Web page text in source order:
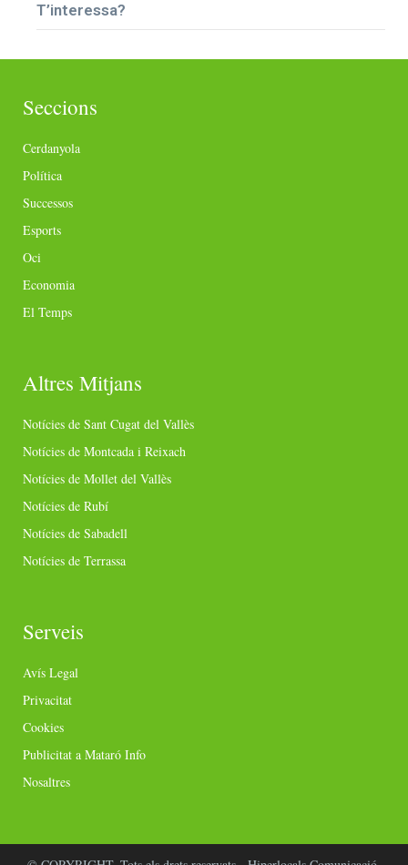
T’interessa?
Seccions
Cerdanyola
Política
Successos
Esports
Oci
Economia
El Temps
Altres Mitjans
Notícies de Sant Cugat del Vallès
Notícies de Montcada i Reixach
Notícies de Mollet del Vallès
Notícies de Rubí
Notícies de Sabadell
Notícies de Terrassa
Serveis
Avís Legal
Privacitat
Cookies
Publicitat a Mataró Info
Nosaltres